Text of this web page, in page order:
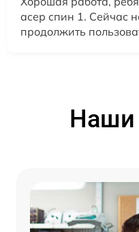
асер спин 1. Сейчас
продолжить
Наши